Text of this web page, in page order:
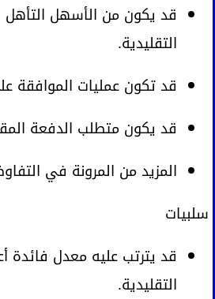
قد يكون من الأسهل التأهل
التقليدية.
قد تكون عمليات الموافقة
قد يكون متطلب الدفعة
المزيد من المرونة في
سلبيات
قد يترتب عليه معدل فائدة
التقليدية.